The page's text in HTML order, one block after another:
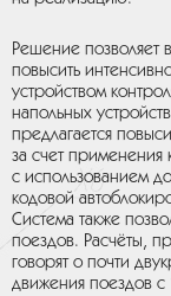
Решение позволяет
повысить
устройством
напольных
предлагается
за счет применения
с использованием
кодовой
Система также
поездов. Расчёты,
говорят о почти
движения поездов